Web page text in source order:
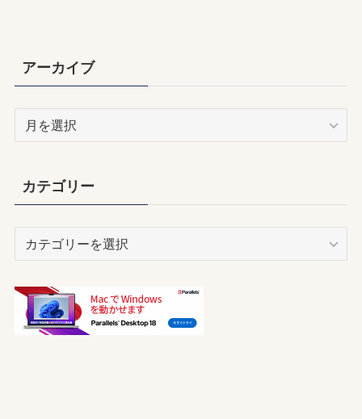
アーカイブ
ブ
カテゴリー
リ
ー